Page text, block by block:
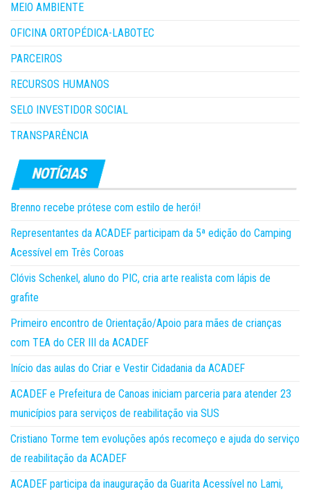
MEIO AMBIENTE
OFICINA ORTOPÉDICA-LABOTEC
PARCEIROS
RECURSOS HUMANOS
SELO INVESTIDOR SOCIAL
TRANSPARÊNCIA
Brenno recebe prótese com estilo de herói!
Representantes da ACADEF participam da 5ª edição do Camping
Acessível em Três Coroas
Clóvis Schenkel, aluno do PIC, cria arte realista com lápis de
grafite
Primeiro encontro de Orientação/Apoio para mães de crianças
com TEA do CER III da ACADEF
Início das aulas do Criar e Vestir Cidadania da ACADEF
ACADEF e Prefeitura de Canoas iniciam parceria para atender 23
municípios para serviços de reabilitação via SUS
Cristiano Torme tem evoluções após recomeço e ajuda do serviço
de reabilitação da ACADEF
ACADEF participa da inauguração da Guarita Acessível no Lami,